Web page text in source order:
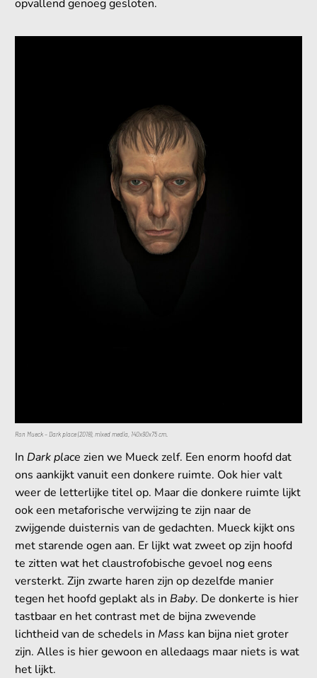
opvallend genoeg gesloten.
Ron Mueck – Dark place (2018), mixed media, 140x90x75 cm.
In Dark place zien we Mueck zelf. Een enorm hoofd dat
ons aankijkt vanuit een donkere ruimte. Ook hier valt
weer de letterlijke titel op. Maar die donkere ruimte lijkt
ook een metaforische verwijzing te zijn naar de
zwijgende duisternis van de gedachten. Mueck kijkt ons
met starende ogen aan. Er lijkt wat zweet op zijn hoofd
te zitten wat het claustrofobische gevoel nog eens
versterkt. Zijn zwarte haren zijn op dezelfde manier
tegen het hoofd geplakt als in Baby. De donkerte is hier
tastbaar en het contrast met de bijna zwevende
lichtheid van de schedels in Mass kan bijna niet groter
zijn. Alles is hier gewoon en alledaags maar niets is wat
het lijkt.